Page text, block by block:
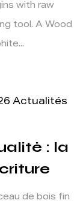
with raw
tool. A Wood
Actualités
: la
de bois fin